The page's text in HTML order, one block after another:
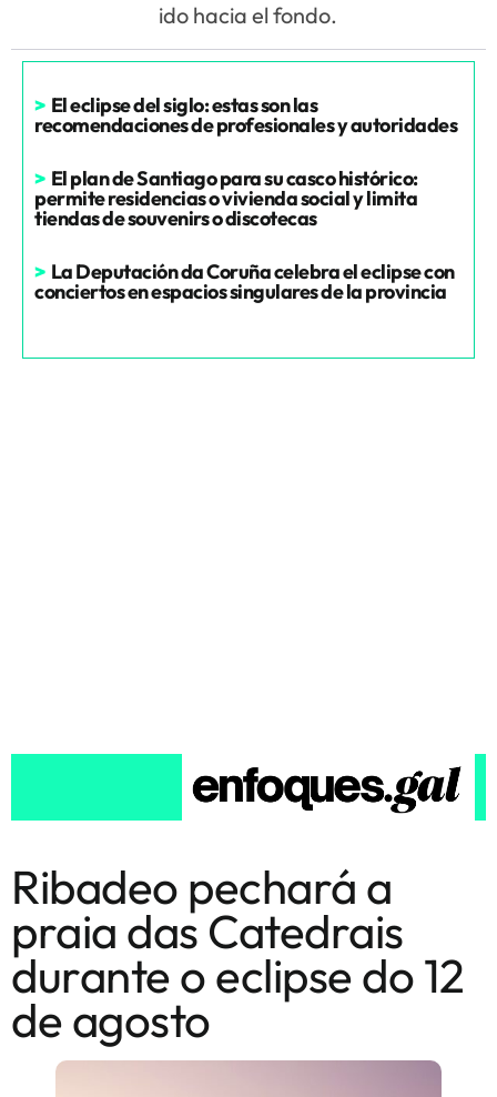
ido hacia el fondo.
> El eclipse del siglo: estas son las
recomendaciones de profesionales y autoridades
> El plan de Santiago para su casco histórico:
permite residencias o vivienda social y limita
tiendas de souvenirs o discotecas
> La Deputación da Coruña celebra el eclipse con
conciertos en espacios singulares de la provincia
Ribadeo pechará a
praia das Catedrais
durante o eclipse do 12
de agosto